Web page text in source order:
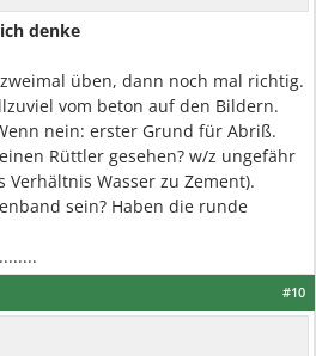
denke
üben, dann noch mal richtig.
vom beton auf den Bildern.
nein: erster Grund für Abriß.
Rüttler gesehen? w/z ungefähr
Verhältnis Wasser zu Zement).
sein? Haben die runde
#10